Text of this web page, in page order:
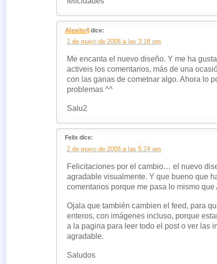
Alexito4dice:
1 de mayo de 2008 a las 3:18 pm
Me encanta el nuevo diseño. Y me ha
activeis los comentarios, más de una
con las ganas de cometnar algo. Ahora lo
problemas ^^
Salu2
Felix dice:
2 de mayo de 2008 a las 5:24 am
Felicitaciones por el cambio… el nuevo
agradable visualmente. Y que bueno que
comentarios porque me pasa lo mismo que
Ojala que también cambien el feed, para
enteros, con imágenes incluso, porque
a la pagina para leer todo el post o ver las
agradable.
Saludos